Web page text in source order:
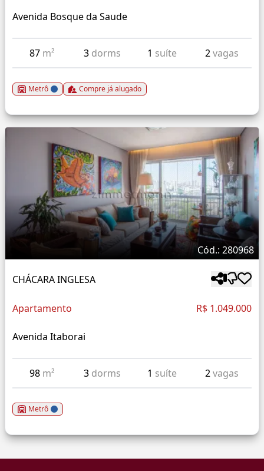
Avenida Bosque da Saude
87 m² 3 dorms 1 suíte 2vagas
Metrô Compre já alugado
Cód.: 280968
CHÁCARA INGLESA
Apartamento R$ 1.049.000
Avenida Itaborai
98 m² 3 dorms 1 suíte 2vagas
Metrô